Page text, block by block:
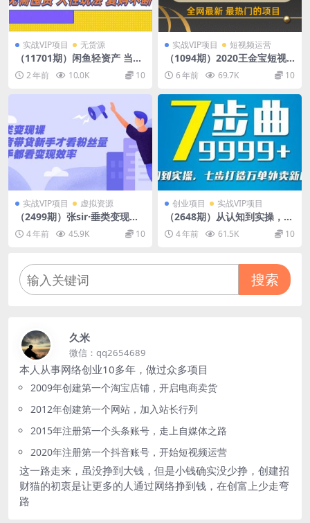
实战VIP项目 无货源
（11701期）闲鱼轻资产 当日
出单 日入1000+ 无需囤货人性
玩法复购不断
2 年前 10.0K 10
实战VIP项目 短视频运营
（1094期）2020王金宝短视
频高级课程，抖音快手西瓜无
人直播带货技术教程
6 年前 69.7K 10
实战VIP项目 虚拟资源
（2499期）张sir·垂类变现
课，抖音带货新手才看粉丝
量，高手都看变现效率
4 年前 45.9K 10
创业项目 实战VIP项目
（2648期）从认知到实操，七
部曲打造9999+单外卖新店爆
单 4 年前 61.5K 10
搜索
久米
微信：qq2654689
本人从事网络创业10多年，做过众多项目
2009年创建第一个淘宝店铺，开启电商卖货
2012年创建第一个网站，加入站长行列
2015年注册第一个头条账号，走上自媒体之路
2020年注册第一个抖音账号，开始短视频运营
这一路走来，虽没挣到大钱，但是小钱确实没少挣，创建招
财猫的初衷是让更多的人通过网络挣到钱，在创富上少走弯
路